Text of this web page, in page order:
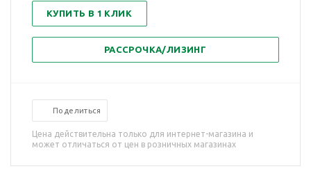
КУПИТЬ В 1 КЛИК
РАССРОЧКА/ЛИЗИНГ
Поделиться
Цена действительна только для интернет-магазина и
может отличаться от цен в розничных магазинах